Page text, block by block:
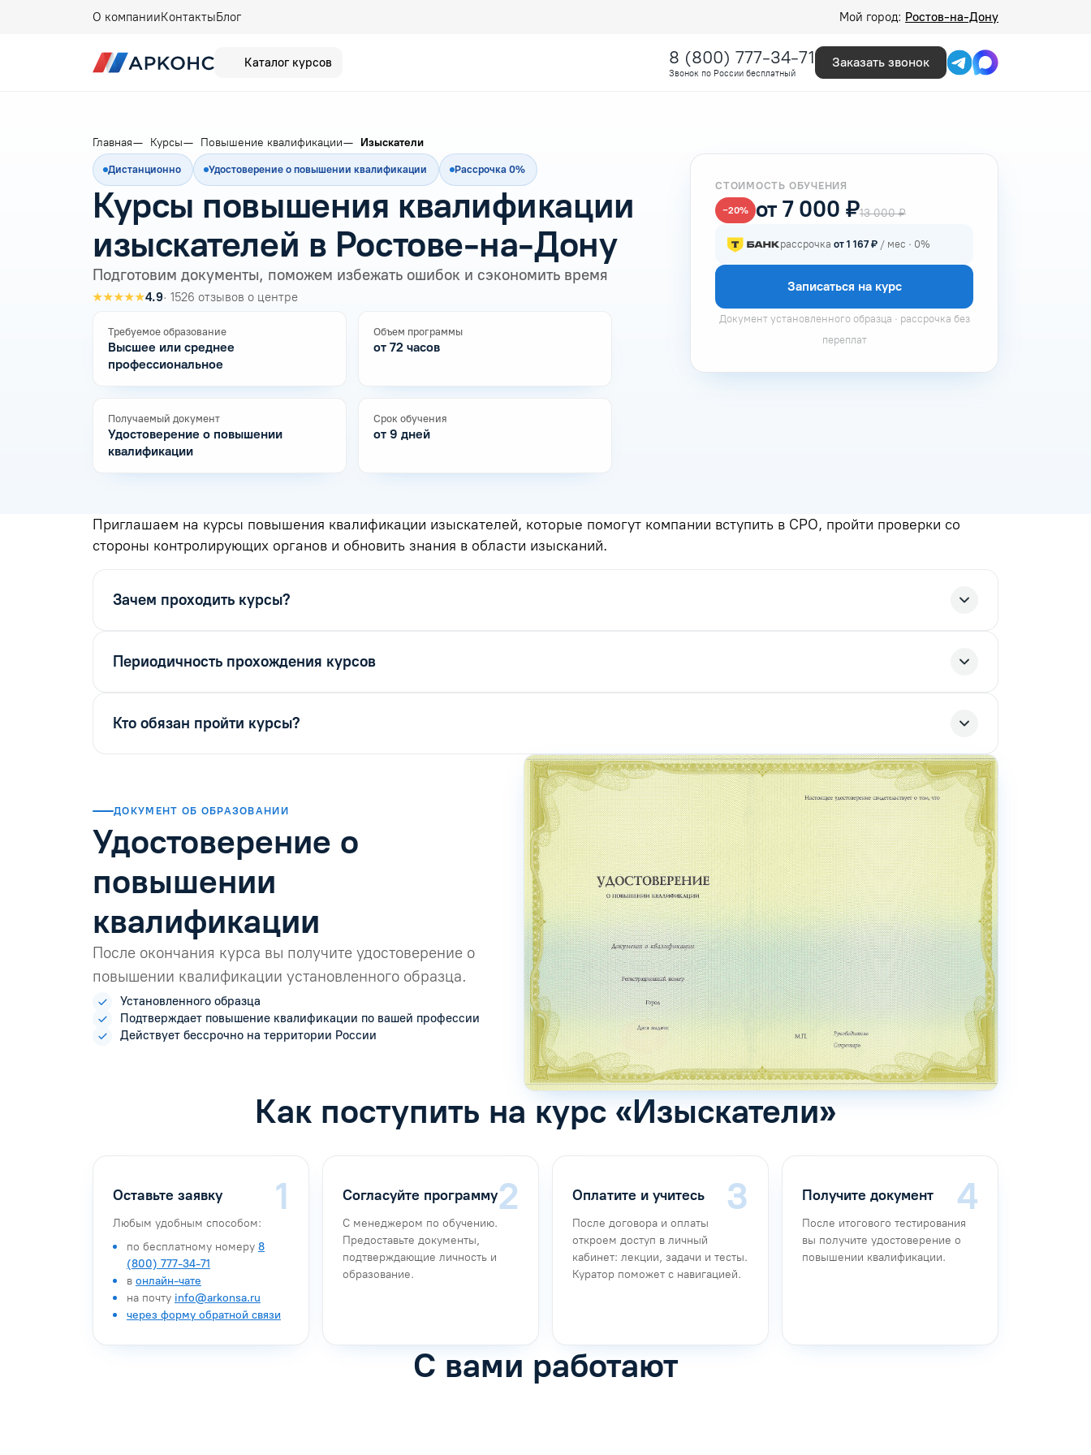
О компанииКонтактыБлог Мой город: Ростов-на-Дону
Каталог курсов 8 (800) 777-34-71
Звонок по России бесплатный
Заказать звонок
Главная Курсы Повышение квалификации Изыскатели
Дистанционно Удостоверение о повышении квалификации Рассрочка 0%
Курсы повышения квалификации
изыскателей в Ростове-на-Дону
Подготовим документы, поможем избежать ошибок и сэкономить время
★★★★★4.9· 1526 отзывов о центре
Требуемое образование
Высшее или среднее
профессиональное
Объем программы
от 72 часов
Получаемый документ
Удостоверение о повышении
квалификации
Срок обучения
от 9 дней
СТОИМОСТЬ ОБУЧЕНИЯ
−20% от 7 000 ₽13 000 ₽
рассрочка от 1 167 ₽ / мес · 0%
Записаться на курс
Документ установленного образца · рассрочка без
переплат
Приглашаем на курсы повышения квалификации изыскателей, которые помогут компании вступить в СРО, пройти проверки со
стороны контролирующих органов и обновить знания в области изысканий.
Зачем проходить курсы?
Периодичность прохождения курсов
Кто обязан пройти курсы?
ДОКУМЕНТ ОБ ОБРАЗОВАНИИ
Удостоверение о
повышении
квалификации
После окончания курса вы получите удостоверение о
повышении квалификации установленного образца.
Установленного образца
Подтверждает повышение квалификации по вашей профессии
Действует бессрочно на территории России
Как поступить на курс «Изыскатели»
Оставьте заявку
Любым удобным способом:
по бесплатному номеру 8
(800) 777-34-71
в онлайн-чате
на почту info@arkonsa.ru
через форму обратной связи
Согласуйте программу
С менеджером по обучению.
Предоставьте документы,
подтверждающие личность и
образование.
Оплатите и учитесь
После договора и оплаты
откроем доступ в личный
кабинет: лекции, задачи и тесты.
Куратор поможет с навигацией.
Получите документ
После итогового тестирования
вы получите удостоверение о
повышении квалификации.
С вами работают